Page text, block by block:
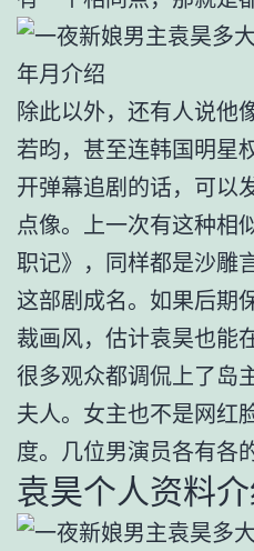
除此以外，还有人说他
若昀，甚至连韩国明星
开弹幕追剧的话，可以
点像。上一次有这种相
职记》，同样都是沙雕
这部剧成名。如果后期
裁画风，估计袁昊也能
很多观众都调侃上了岛
夫人。女主也不是网红
度。几位男演员各有各
袁昊个人资料